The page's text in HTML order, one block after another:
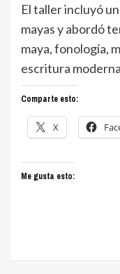
El taller incluyó
mayas y abordó
maya, fonología,
escritura
Comparte esto:
X
Me gusta esto: